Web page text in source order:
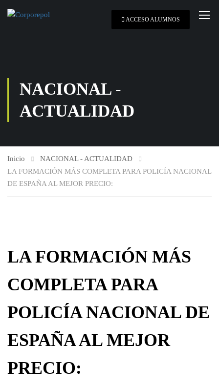
ACCESO ALUMNOS
NACIONAL -
ACTUALIDAD
Inicio
NACIONAL - ACTUALIDAD
LA FORMACIÓN MÁS COMPLETA PARA POLICÍA NACIONAL
DE ESPAÑA AL MEJOR PRECIO:
LA FORMACIÓN MÁS
COMPLETA PARA
POLICÍA NACIONAL DE
ESPAÑA AL MEJOR
PRECIO: